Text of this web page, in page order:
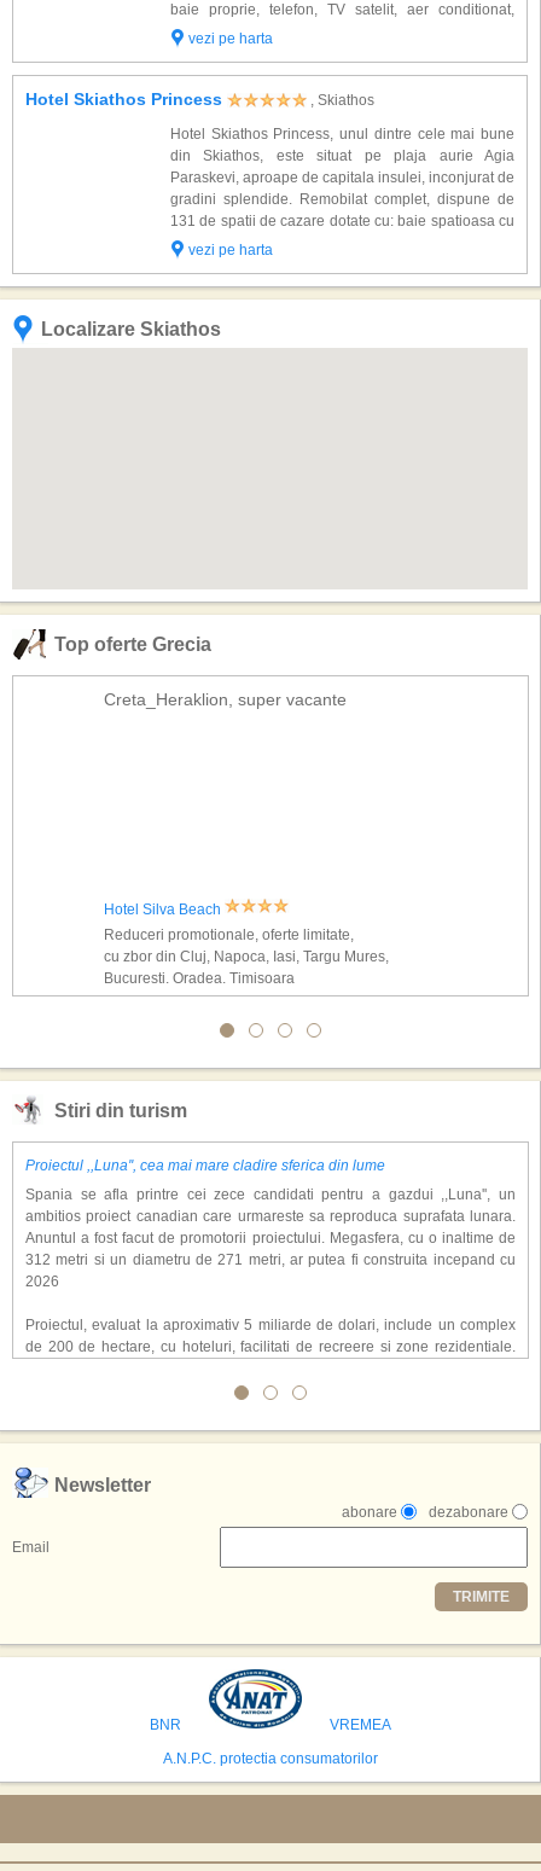
baie proprie, telefon, TV satelit, aer conditionat,
acces internet, mini bar, seif si balcon. Alegeti sa va
vezi pe harta
Hotel Skiathos Princess
, Skiathos
Hotel Skiathos Princess, unul dintre cele mai bune
din Skiathos, este situat pe plaja aurie Agia
Paraskevi, aproape de capitala insulei, inconjurat de
gradini splendide. Remobilat complet, dispune de
131 de spatii de cazare dotate cu: baie spatioasa cu
marmura, uscator de par, telefon, aer conditionat, TV
vezi pe harta
Localizare Skiathos
Top oferte Grecia
Creta_Heraklion, super vacante
Hotel Silva Beach
Reduceri promotionale, oferte limitate,
cu zbor din Cluj, Napoca, Iasi, Targu Mures,
Bucuresti, Oradea, Timisoara
Stiri din turism
Proiectul ,,Luna'', cea mai mare cladire sferica din lume
Spania se afla printre cei zece candidati pentru a gazdui ,,Luna'', un
ambitios proiect canadian care urmareste sa reproduca suprafata lunara.
Anuntul a fost facut de promotorii proiectului. Megasfera, cu o inaltime de
312 metri si un diametru de 271 metri, ar putea fi construita incepand cu
2026
Proiectul, evaluat la aproximativ 5 miliarde de dolari, include un complex
de 200 de hectare, cu hoteluri, facilitati de recreere si zone rezidentiale.
atragerea a pana la 10 milioane de turisti anual. �Luna� ar putea deveni
exclusiv simularea suprafetei lunare.
,,Credem ca exista sanse mari sa anuntam nu doar o locatie, ci poate mai
multe'', a declarat Michael R. Henderson, cofondator al Moon World
Resorts, citat de Gulf News. Potrivit acestuia, 2026 ar putea deveni un an
decisiv pentru reali zarea proiectului.
Printre celelalte tari care concureaza pentru a gazdui aceasta constructie
se numara Australia, Brazilia, China, Egipt, India, Polonia, Thailanda,
avea cele mai mari sanse de a castiga licitatia. Totusi, Spania, care se
preconizeaza ca va deveni a doua cea mai vizitata tara din lume in 2025,
isi bazeaza oferta pe infrastructura turistica solida si capacitatea hoteliera."
Newsletter
dezabonare
abonare
Email
TRIMITE
BNR
VREMEA
A.N.P.C. protectia consumatorilor